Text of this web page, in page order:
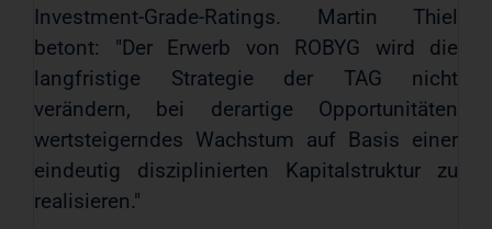
Investment-Grade-Ratings. Martin Thiel
betont: "Der Erwerb von ROBYG wird die
langfristige Strategie der TAG nicht
verändern, bei derartige Opportunitäten
wertsteigerndes Wachstum auf Basis einer
eindeutig disziplinierten Kapitalstruktur zu
realisieren."